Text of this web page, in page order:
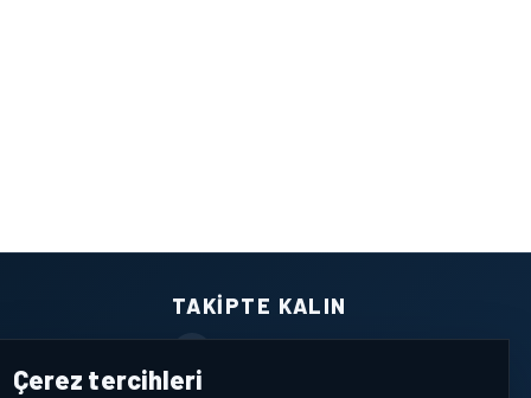
TAKIPTE KALIN
Çerez tercihleri